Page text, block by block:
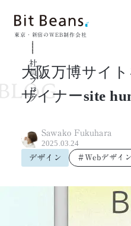
東京・新宿のWEB制作会社
社員ブログ
大阪万博サイ
ザイナーsite
Sawako Fukuhara
2025.03.24
デザイン
＃Webデザイン